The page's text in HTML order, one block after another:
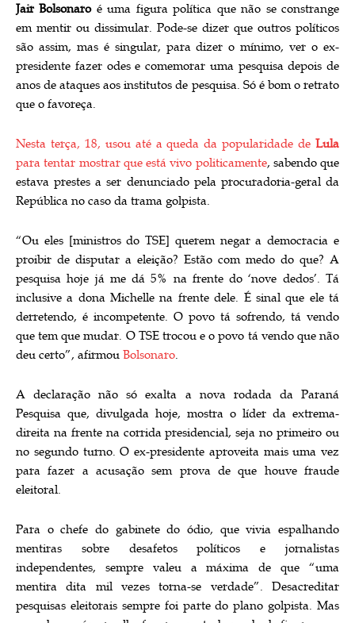
Jair Bolsonaroé uma figura política que não se constrange
em mentir ou dissimular. Pode-se dizer que outros políticos
são assim, mas é singular, para dizer o mínimo, ver o ex-
presidente fazer odes e comemorar uma pesquisa depois de
anos de ataques aos institutos de pesquisa. Só é bom o retrato
que o favoreça.
Nesta terça, 18, usou até a queda da popularidade de Lula
para tentar mostrar que está vivo politicamente, sabendo que
estava prestes a ser denunciado pela procuradoria-geral da
República no caso da trama golpista.
“Ou eles [ministros do TSE] querem negar a democracia e
proibir de disputar a eleição? Estão com medo do que? A
pesquisa hoje já me dá 5% na frente do ‘nove dedos’. Tá
inclusive a dona Michelle na frente dele. É sinal que ele tá
derretendo, é incompetente. O povo tá sofrendo, tá vendo
que tem que mudar. O TSE trocou e o povo tá vendo que não
deu certo”, afirmou Bolsonaro.
A declaração não só exalta a nova rodada da Paraná
Pesquisa que, divulgada hoje, mostra o líder da extrema-
direita na frente na corrida presidencial, seja no primeiro ou
no segundo turno. O ex-presidente aproveita mais uma vez
para fazer a acusação sem prova de que houve fraude
eleitoral.
Para o chefe do gabinete do ódio, que vivia espalhando
mentiras sobre desafetos políticos e jornalistas
independentes, sempre valeu a máxima de que “uma
mentira dita mil vezes torna-se verdade”. Desacreditar
pesquisas eleitorais sempre foi parte do plano golpista. Mas